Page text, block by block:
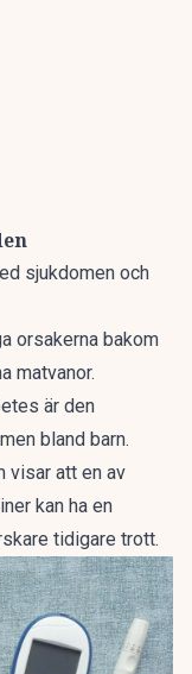
sjukdomen och
orsakerna bakom
matvanor.
är den
bland barn.
visar att en av
kan ha en
tidigare trott.